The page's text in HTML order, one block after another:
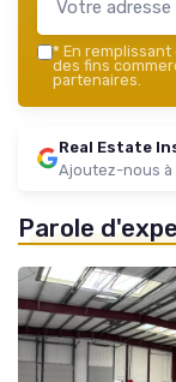
* En remplissant
des fins
partenaires.
Real Estate
Ajoutez-nous à
Parole